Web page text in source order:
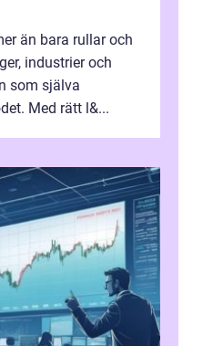
än bara rullar och
industrier och
som själva
Med rätt l&...